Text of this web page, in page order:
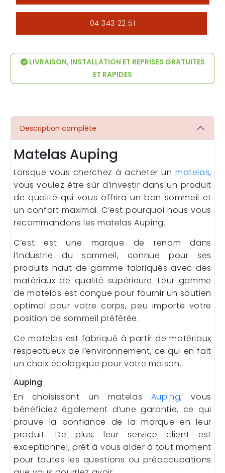
04 343 22 51
LIVRAISON, INSTALLATION ET REPRISES GRATUITES
ET RAPIDES
Description complète
Matelas Auping
Lorsque vous cherchez à acheter un matelas,
vous voulez être sûr d’investir dans un produit
de qualité qui vous offrira un bon sommeil et
un confort maximal. C’est pourquoi nous vous
recommandons les matelas Auping.
C’est est une marque de renom dans
l’industrie du sommeil, connue pour ses
produits haut de gamme fabriqués avec des
matériaux de qualité supérieure. Leur gamme
de matelas est conçue pour fournir un soutien
optimal pour votre corps, peu importe votre
position de sommeil préférée.
Ce matelas est fabriqué à partir de matériaux
respectueux de l’environnement, ce qui en fait
un choix écologique pour votre maison.
Auping
En choisissant un matelas Auping, vous
bénéficiez également d’une garantie, ce qui
prouve la confiance de la marque en leur
produit. De plus, leur service client est
exceptionnel, prêt à vous aider à tout moment
pour toutes les questions ou préoccupations